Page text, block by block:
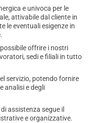
e univoca per le
attivabile dal cliente in
le eventuali esigenze in
offrire i nostri
sedi e filiali in tutto
servizio, potendo fornire
analisi e degli
assistenza segue il
e organizzative.